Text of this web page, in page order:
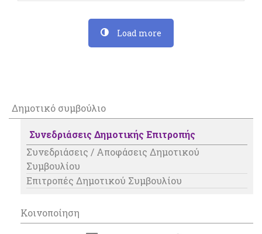
Load more
Δημοτικό συμβούλιο
Συνεδριάσεις Δημοτικής Επιτροπής
Συνεδριάσεις / Αποφάσεις Δημοτικού
Συμβουλίου
Επιτροπές Δημοτικού Συμβουλίου
Κοινοποίηση